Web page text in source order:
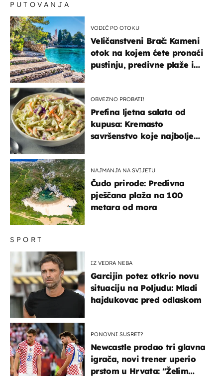
SPORT
IZ VEDRA NEBA
Garcijin potez otkrio novu
situaciju na Poljudu: Mladi
hajdukovac pred odlaskom
PONOVNI SUSRET?
Newcastle prodao tri glavna
igrača, novi trener uperio
prstom u Hrvata: "Želim
PUTOVANJA
VODIČ PO OTOKU
Veličanstveni Brač: Kameni
otok na kojem ćete pronaći
pustinju, predivne plaže i
OBVEZNO PROBATI!
Prefina ljetna salata od
kupusa: Kremasto
savršenstvo koje najbolje
NAJMANJA NA SVIJETU
Čudo prirode: Predivna
pješčana plaža na 100
metara od mora